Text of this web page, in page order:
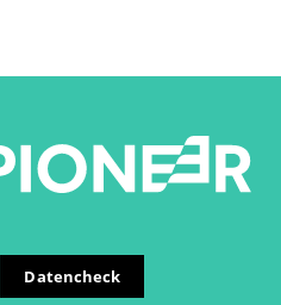
Datencheck